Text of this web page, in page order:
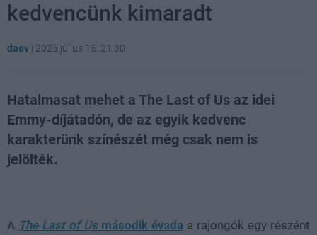
kedvencünk kimaradt
daev | 2025 július 15. 21:30
Hatalmasat mehet a The Last of Us az idei
Emmy-díjátadón, de az egyik kedvenc
karakterünk színészét még csak nem is
jelölték.
A The Last of Usmásodik évada a rajongók egy részént